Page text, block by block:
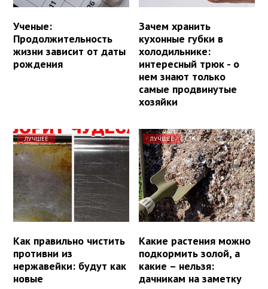
Ученые:
Продолжительность
жизни зависит от даты
рождения
Зачем хранить
кухонные губки в
холодильнике:
интересный трюк - о
нем знают только
самые продвинутые
хозяйки
ЛУЧШЕЕ
Как правильно чистить
противни из
нержавейки: будут как
новые
ЛУЧШЕЕ
Какие растения можно
подкормить золой, а
какие – нельзя:
дачникам на заметку